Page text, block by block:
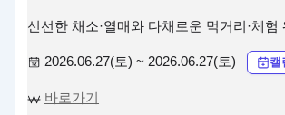
신선한 채소·열매와 다채로운 먹거리·체험
2026.06.27(토) ~ 2026.06.27(토) 캘
바로가기